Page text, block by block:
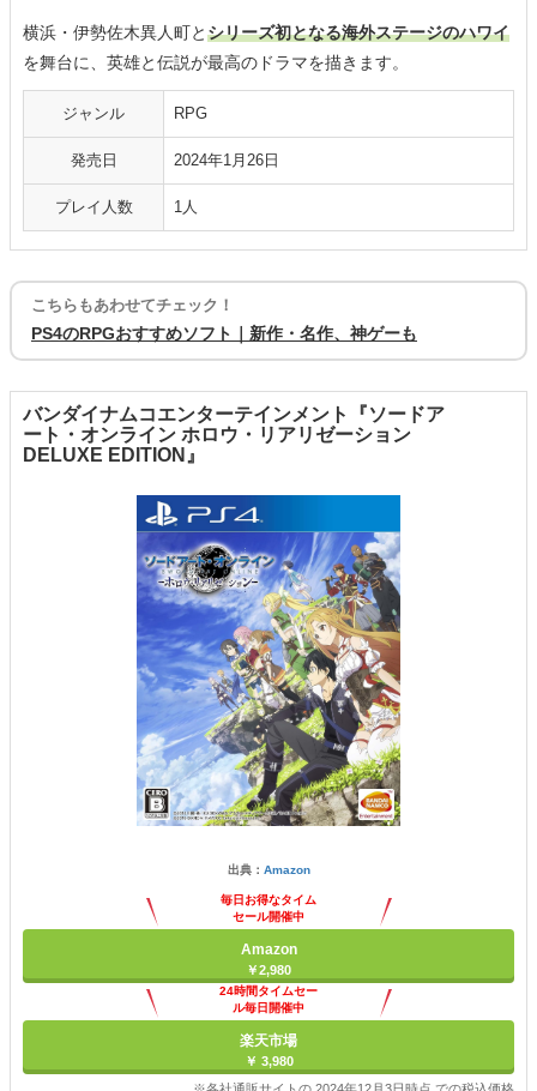
横浜・伊勢佐木異人町とシリーズ初となる海外ステージのハワイ
を舞台に、英雄と伝説が最高のドラマを描きます。
ジャンル RPG
発売日 2024年1月26日
プレイ人数 1人
こちらもあわせてチェック！
PS4のRPGおすすめソフト｜新作・名作、神ゲーも
バンダイナムコエンターテインメント『ソードア
ート・オンライン ホロウ・リアリゼーション
DELUXE EDITION』
出典： Amazon
毎日お得なタイム
セール開催中
Amazon
￥2,980
24時間タイムセー
ル毎日開催中
楽天市場
￥ 3,980